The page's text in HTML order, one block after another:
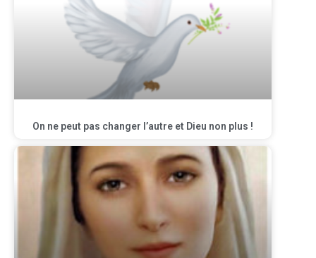
On ne peut pas changer l’autre et Dieu non plus !